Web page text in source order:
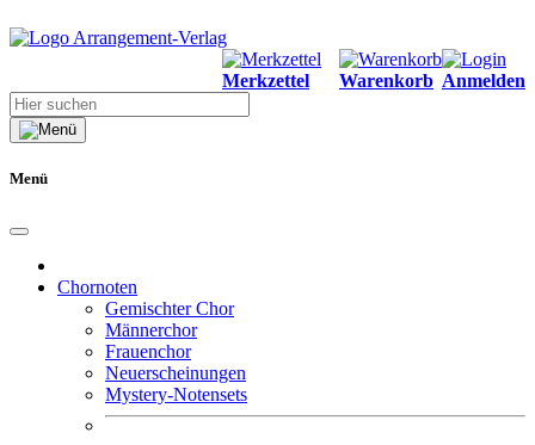
Anmelden
Warenkorb
Merkzettel
Menü
Chornoten
Gemischter Chor
Männerchor
Frauenchor
Neuerscheinungen
Mystery-Notensets